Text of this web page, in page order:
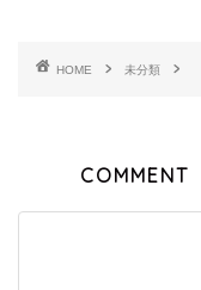
HOME 未分類
COMMENT